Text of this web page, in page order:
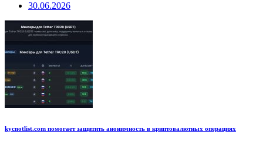
30.06.2026
kycnotlist.com помогает защитить анонимность в криптовалютных операциях